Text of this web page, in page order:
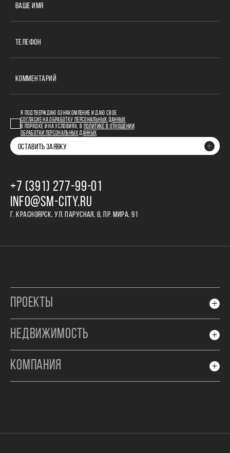
ВАШЕ ИМЯ
ТЕЛЕФОН
КОММЕНТАРИЙ
Я ПОДТВЕРЖДАЮ ОЗНАКОМЛЕНИЕ И ДАЮ СВОЕ
СОГЛАСИЕ НА ОБРАБОТКУ ПЕРСОНАЛЬНЫХ ДАННЫХ
В ПОРЯДКЕ И НА УСЛОВИЯХ, В
ПОЛИТИКЕ В ОТНОШЕНИИ
ОБРАБОТКИ ПЕРСОНАЛЬНЫХ ДАННЫХ
ОСТАВИТЬ ЗАЯВКУ
+7 (391) 277‒99‒01
INFO@SM-CITY.RU
Г. КРАСНОЯРСК, УЛ. ПАРУСНАЯ, 8, ПР. МИРА, 91
ПРОЕКТЫ
НЕДВИЖИМОСТЬ
КОМПАНИЯ